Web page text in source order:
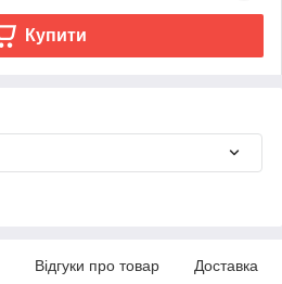
Купити
Відгуки про товар Доставка